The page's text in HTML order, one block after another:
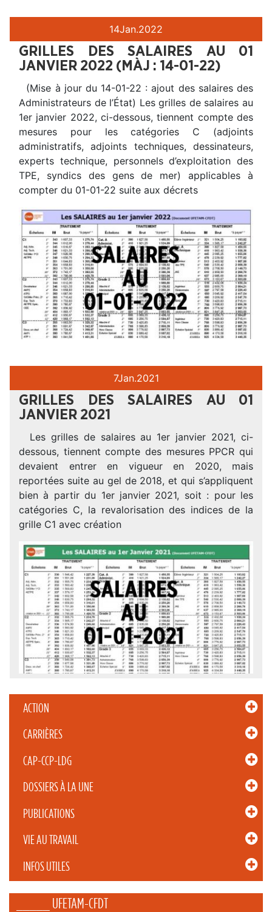
ACTION
CARRIÈRES
CAP-CCP-LDG
DOSSIERS À LA UNE
PUBLICATIONS
VIE AU TRAVAIL
INFOS UTILES
_____ UFETAM-CFDT
14Jan.2022
GRILLES DES SALAIRES AU 01
JANVIER 2022 (MÀJ : 14-01-22)
(Mise à jour du 14-01-22 : ajout des salaires des
Administrateurs de l’État) Les grilles de salaires au
1er janvier 2022, ci-dessous, tiennent compte des
mesures pour les catégories C (adjoints
administratifs, adjoints techniques, dessinateurs,
experts technique, personnels d’exploitation des
TPE, syndics des gens de mer) applicables à
compter du 01-01-22 suite aux décrets
7Jan.2021
GRILLES DES SALAIRES AU 01
JANVIER 2021
Les grilles de salaires au 1er janvier 2021, ci-
dessous, tiennent compte des mesures PPCR qui
devaient entrer en vigueur en 2020, mais
reportées suite au gel de 2018, et qui s’appliquent
bien à partir du 1er janvier 2021, soit : pour les
catégories C, la revalorisation des indices de la
grille C1 avec création